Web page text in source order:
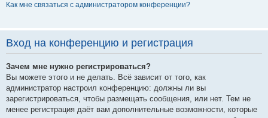
Как мне связаться с администратором конференции?
Вход на конференцию и регистрация
Зачем мне нужно регистрироваться?
Вы можете этого и не делать. Всё зависит от того, как
администратор настроил конференцию: должны ли вы
зарегистрироваться, чтобы размещать сообщения, или нет. Тем не
менее регистрация даёт вам дополнительные возможности, которые